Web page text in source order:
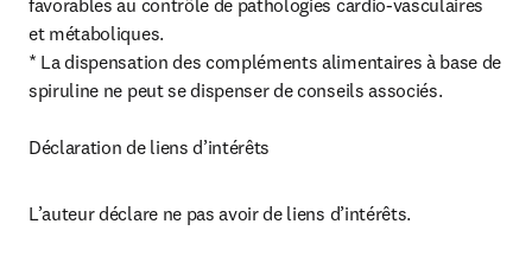
et métaboliques.
* La dispensation des compléments alimentaires à base de
spiruline ne peut se dispenser de conseils associés.
Déclaration de liens d’intérêts
L’auteur déclare ne pas avoir de liens d’intérêts.